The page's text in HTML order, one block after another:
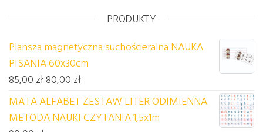
PRODUKTY
Plansza magnetyczna suchościeralna NAUKA
PISANIA 60x30cm
85,00złPierwotna cena wynosiła: 85,00 zł.
80,00 złAktualna cena wynosi: 80,00 zł.
MATA ALFABET ZESTAW LITER ODIMIENNA
METODA NAUKI CZYTANIA 1,5x1m